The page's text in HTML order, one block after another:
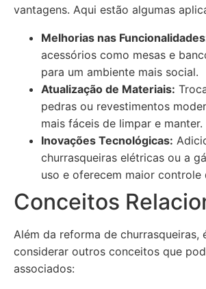
vantagens. Aqui estão algumas
Melhorias nas
acessórios como mesas e
para um ambiente mais social.
Atualização de Materiais:
pedras ou revestimentos
mais fáceis de limpar e manter.
Inovações Tecnológicas:
churrasqueiras elétricas ou a
uso e oferecem maior controle
Conceitos
Além da reforma de churrasqueiras,
considerar outros conceitos que
associados: